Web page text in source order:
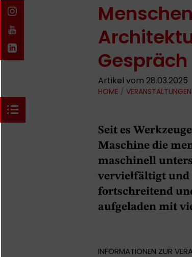
Gespräch
Artikel vom 28.03.2025
HOME / VERANSTALTUNGEN
Seit es
Maschine die
maschinell
vervielfältigt und
fortschreitend
aufgeladen mit
INFORMATIONEN ZUR